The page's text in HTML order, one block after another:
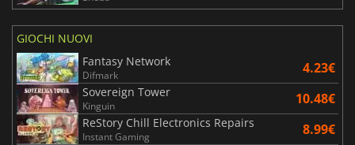
GIOCHI NUOVI
Fantasy Network
Difmark 4.23€
Sovereign Tower
Kinguin 10.48€
ReStory Chill Electronics Repairs
Instant Gaming 8.99€